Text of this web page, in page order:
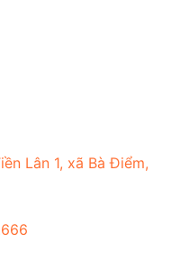
Lân 1, xã Bà Điểm,